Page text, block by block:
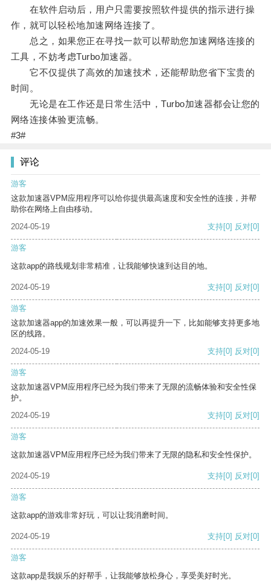
在软件启动后，用户只需要按照软件提供的指示进行操
作，就可以轻松地加速网络连接了。
总之，如果您正在寻找一款可以帮助您加速网络连接的
工具，不妨考虑Turbo加速器。
它不仅提供了高效的加速技术，还能帮助您省下宝贵的
时间。
无论是在工作还是日常生活中，Turbo加速器都会让您的
网络连接体验更流畅。
#3#
评论
游客
这款加速器VPM应用程序可以给你提供最高速度和安全性的连接，并帮
助你在网络上自由移动。
2024-05-19
支持[0] 反对[0]
游客
这款app的路线规划非常精准，让我能够快速到达目的地。
2024-05-19 支持[0] 反对[0]
游客
这款加速器app的加速效果一般，可以再提升一下，比如能够支持更多地
区的线路。
2024-05-19
支持[0] 反对[0]
游客
这款加速器VPM应用程序已经为我们带来了无限的流畅体验和安全性保
护。
2024-05-19
支持[0] 反对[0]
游客
这款加速器VPM应用程序已经为我们带来了无限的隐私和安全性保护。
2024-05-19 支持[0] 反对[0]
游客
这款app的游戏非常好玩，可以让我消磨时间。
2024-05-19 支持[0] 反对[0]
游客
这款app是我娱乐的好帮手，让我能够放松身心，享受美好时光。